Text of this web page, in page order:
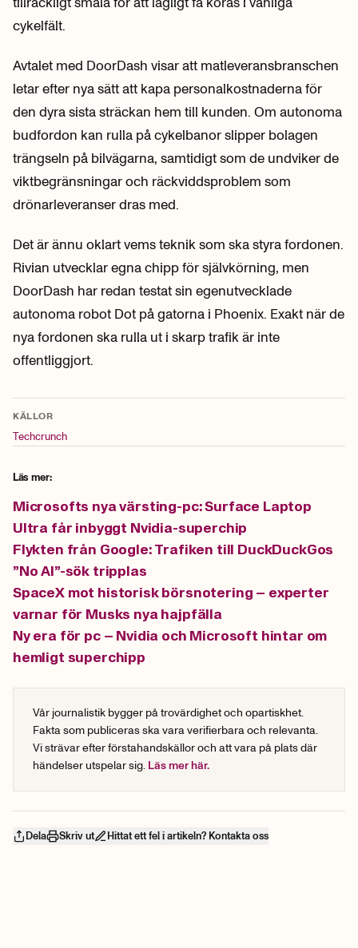
cykelfält.
Avtalet med DoorDash visar att matleveransbranschen
letar efter nya sätt att kapa personalkostnaderna för
den dyra sista sträckan hem till kunden. Om autonoma
budfordon kan rulla på cykelbanor slipper bolagen
trängseln på bilvägarna, samtidigt som de undviker de
viktbegränsningar och räckviddsproblem som
drönarleveranser dras med.
Det är ännu oklart vems teknik som ska styra fordonen.
Rivian utvecklar egna chipp för självkörning, men
DoorDash har redan testat sin egenutvecklade
autonoma robot Dot på gatorna i Phoenix. Exakt när de
nya fordonen ska rulla ut i skarp trafik är inte
offentliggjort.
KÄLLOR
Techcrunch
Läs mer:
Microsofts nya värsting-pc: Surface Laptop
Ultra får inbyggt Nvidia-superchip
Flykten från Google: Trafiken till DuckDuckGos
”No AI”-sök tripplas
SpaceX mot historisk börsnotering – experter
varnar för Musks nya hajpfälla
Ny era för pc – Nvidia och Microsoft hintar om
hemligt superchipp
Vår journalistik bygger på trovärdighet och opartiskhet.
Fakta som publiceras ska vara verifierbara och relevanta.
Vi strävar efter förstahandskällor och att vara på plats där
händelser utspelar sig. Läs mer här.
Dela Skriv ut Hittat ett fel i artikeln? Kontakta oss